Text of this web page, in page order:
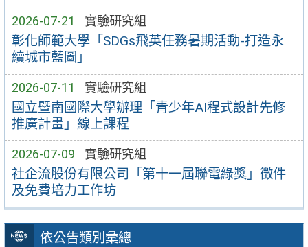
2026-07-21 實驗研究組
彰化師範大學「SDGs飛英任務暑期活動-打造永
續城市藍圖」
2026-07-11 實驗研究組
國立暨南國際大學辦理「青少年AI程式設計先修
推廣計畫」線上課程
2026-07-09 實驗研究組
社企流股份有限公司「第十一屆聯電綠獎」徵件
及免費培力工作坊
依公告類別彙總